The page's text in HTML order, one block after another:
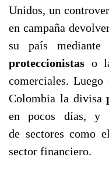
Unidos, un
en campaña
su país mediante
proteccionistas o
comerciales.
Colombia la divisa
en pocos días, y
de sectores como
sector financiero.